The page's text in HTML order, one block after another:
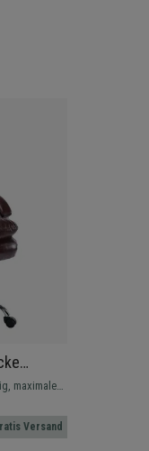
150 kg,
maximale
bequeme
Versand